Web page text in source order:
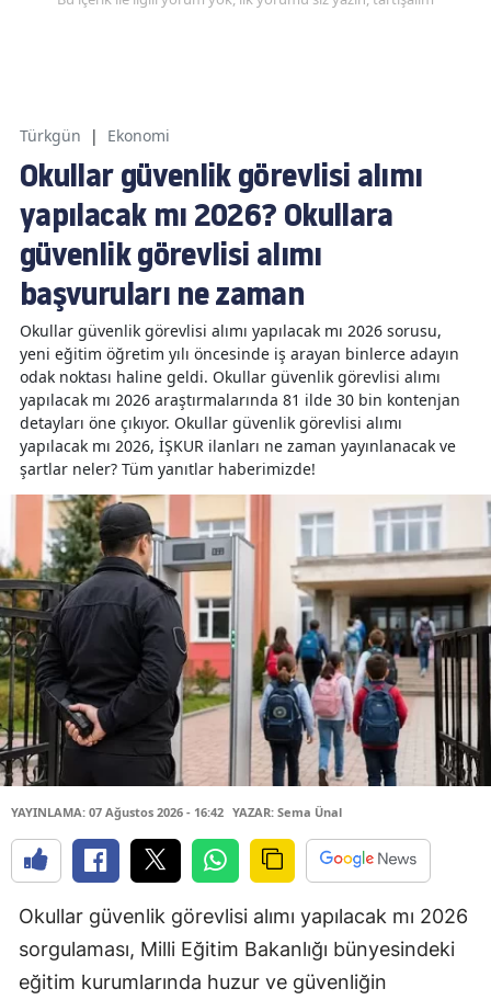
Türkgün | Ekonomi
Okullar güvenlik görevlisi alımı
yapılacak mı 2026? Okullara
güvenlik görevlisi alımı
başvuruları ne zaman
Okullar güvenlik görevlisi alımı yapılacak mı 2026 sorusu,
yeni eğitim öğretim yılı öncesinde iş arayan binlerce adayın
odak noktası haline geldi. Okullar güvenlik görevlisi alımı
yapılacak mı 2026 araştırmalarında 81 ilde 30 bin kontenjan
detayları öne çıkıyor. Okullar güvenlik görevlisi alımı
yapılacak mı 2026, İŞKUR ilanları ne zaman yayınlanacak ve
şartlar neler? Tüm yanıtlar haberimizde!
YAYINLAMA: 07 Ağustos 2026 - 16:42 YAZAR: Sema Ünal
Okullar güvenlik görevlisi alımı yapılacak mı 2026
sorgulaması, Milli Eğitim Bakanlığı bünyesindeki
eğitim kurumlarında huzur ve güvenliğin